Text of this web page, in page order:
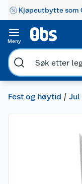
Kjøpeutbytte som
Meny
Fest og høytid Jul